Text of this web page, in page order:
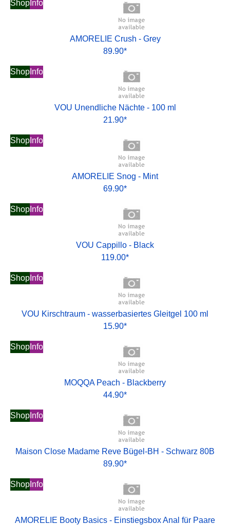
Shop Info
AMORELIE Crush - Grey
89.90*
Shop Info
VOU Unendliche Nächte - 100 ml
21.90*
Shop Info
AMORELIE Snog - Mint
69.90*
Shop Info
VOU Cappillo - Black
119.00*
Shop Info
VOU Kirschtraum - wasserbasiertes Gleitgel 100 ml
15.90*
Shop Info
MOQQA Peach - Blackberry
44.90*
Shop Info
Maison Close Madame Reve Bügel-BH - Schwarz 80B
89.90*
Shop Info
AMORELIE Booty Basics - Einstiegsbox Anal für Paare